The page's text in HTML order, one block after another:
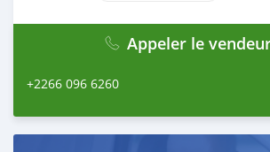
Appeler le
+2266 096 6260